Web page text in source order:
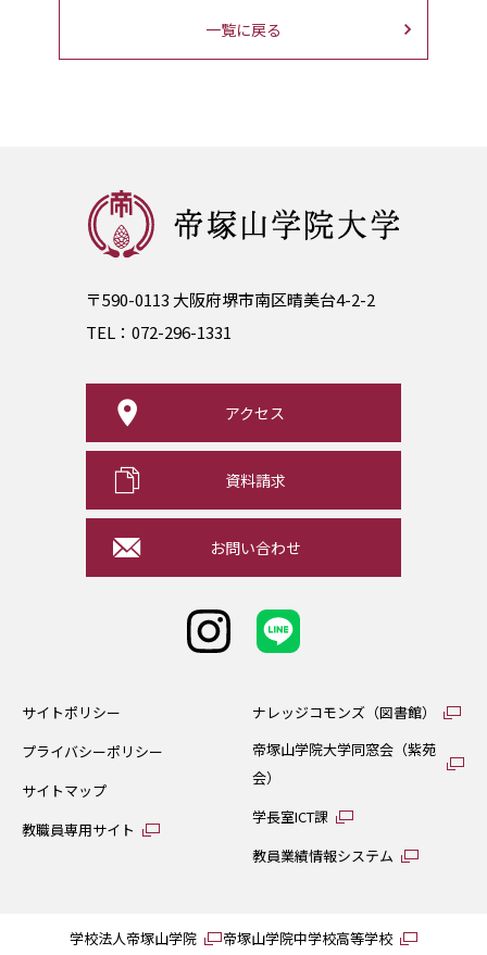
一覧に戻る
〒590-0113 大阪府堺市南区晴美台4-2-2
TEL： 072-296-1331
アクセス
資料請求
お問い合わせ
サイトポリシー
プライバシーポリシー
サイトマップ
教職員専用サイト
ナレッジコモンズ（図書館）
帝塚山学院大学同窓会（紫苑
会）
学長室ICT課
教員業績情報システム
学校法人帝塚山学院 帝塚山学院中学校高等学校